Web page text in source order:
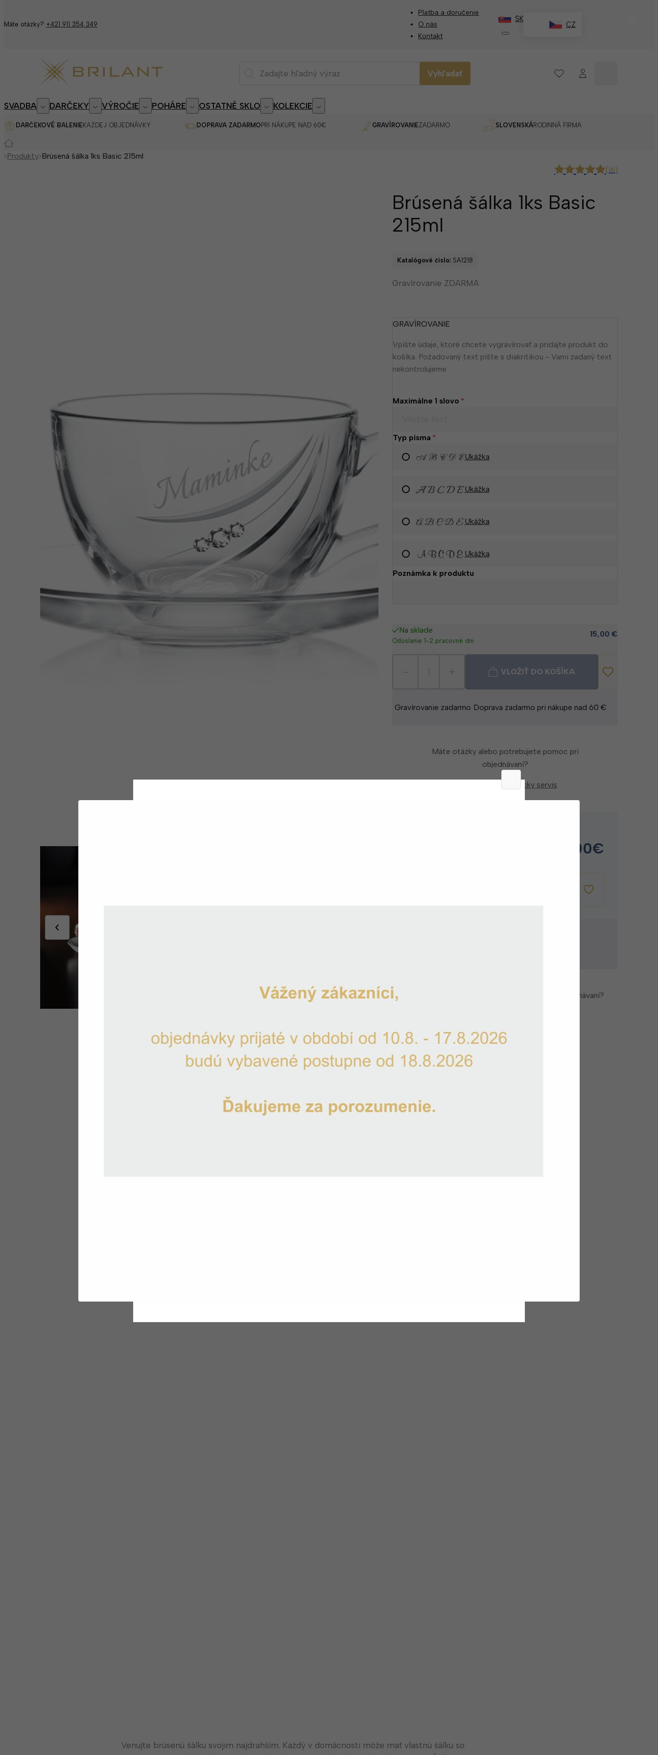
Máte otázky? +421 911 354 349
Platba a doručenie
O nás
Kontakt
SK
CZ
Vyhľadať
SVADBA DARČEKY VÝROČIE POHÁRE OSTATNÉ SKLO KOLEKCIE
DARČEKOVÉ BALENIEKAŽDEJ OBJEDNÁVKY DOPRAVA ZADARMOPRI NÁKUPE NAD 60€ GRAVÍROVANIEZADARMO SLOVENSKÁRODINNÁ FIRMA
Produkty Brúsená šálka 1ks Basic 215ml
(16)
Brúsená šálka 1ks Basic
215ml
Katalógové číslo: SA1218
Gravírovanie ZDARMA
GRAVÍROVANIE
Vpíšte údaje, ktoré chcete vygravírovať a pridajte produkt do
košíka. Požadovaný text píšte s diakritikou - Vami zadaný text
nekontrolujeme
Maximálne 1 slovo *
Typ písma *
Ukážka
Ukážka
Ukážka
Ukážka
Poznámka k produktu
Na sklade
Odoslanie 1-2 pracovné dni
15,00 €
VLOŽIŤ DO KOŠÍKA
Gravírovanie zadarmo Doprava zadarmo pri nákupe nad 60 €
Máte otázky alebo potrebujete pomoc pri
objednávaní?
Kontaktujte zákaznícky servis
15.00€
Máte otázky alebo potrebujete pomoc pri objednávaní?
Venujte brúsenú šálku svojim najdrahším. Každý v domácnosti môže mať vlastnú šálku so